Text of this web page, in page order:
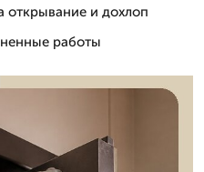
открывание и дохлоп
работы